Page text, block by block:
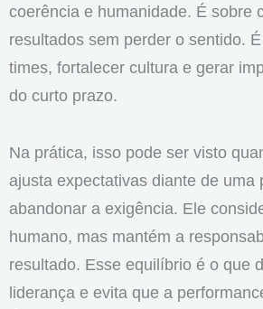
coerência e humanidade. É sobre
resultados sem perder o sentido.
times, fortalecer cultura e gerar
do curto prazo.
Na prática, isso pode ser visto
ajusta expectativas diante de uma
abandonar a exigência. Ele
humano, mas mantém a
resultado. Esse equilíbrio é o que
liderança e evita que a